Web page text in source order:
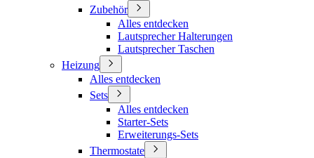
Zubehör
Alles entdecken
Lautsprecher Halterungen
Lautsprecher Taschen
Heizung
Alles entdecken
Sets
Alles entdecken
Starter-Sets
Erweiterungs-Sets
Thermostate